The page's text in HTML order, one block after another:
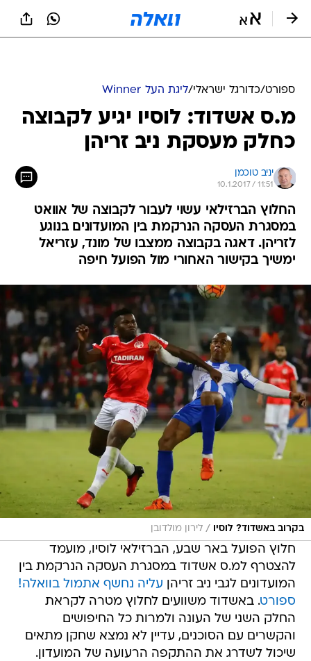
ספורט/כדורגל ישראלי/ליגת העל Winner
מ.ס אשדוד: לוסיו יגיע לקבוצה
כחלק מעסקת ניב זריהן
יניב טוכמן
10.1.2017 / 11:51
החלוץ הברזילאי עשוי לעבור לקבוצה של אוואט
במסגרת העסקה הנרקמת בין המועדונים בנוגע
לזריהן. דאגה בקבוצה ממצבו של מונד, עזריאל
ימשיך בקישור האחורי מול הפועל חיפה
בקרוב באשדוד? לוסיו / לירון מולדובן
חלוץ הפועל באר שבע, הברזילאי לוסיו, מועמד
להצטרף למ.ס אשדוד במסגרת העסקה הנרקמת בין
המועדונים לגבי ניב זריהן עליה נחשף אתמול בוואלה!
ספורט. באשדוד משוועים לחלוץ מטרה לקראת
החלק השני של העונה ולמרות כל החיפושים
והקשרים עם הסוכנים, עדיין לא נמצא שחקן מתאים
שיכול לשדרג את ההתקפה הרעועה של המועדון.